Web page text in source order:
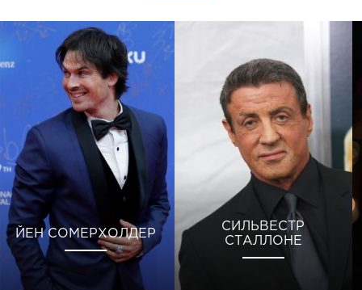
ЙЕН СОМЕРХОЛДЕР
СИЛЬВЕСТР
СТАЛЛОНЕ